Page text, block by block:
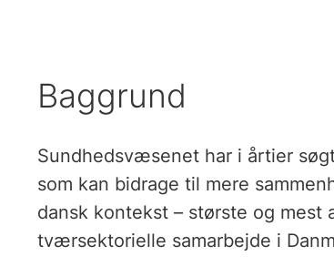
Baggrund
Sundhedsvæsenet har i årtier
som kan bidrage til mere
dansk kontekst – største og mest
tværsektorielle samarbejde i